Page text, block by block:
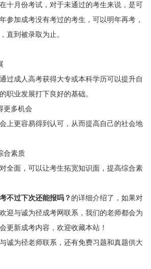
十月份考试，对于未通过的考生来说，是可
参加成考没有考过的考生，可以明年再考，
直到被录取为止。
过成人高考获得大专或本科学历可以提升自
职业发展打下良好的基础。
更多机会
上更容易得到认可，从而提高自己的社会地
合素质
全面，可以让考生拓宽知识面，提高综合素
不过下次还能报吗？ 的详细介绍了，如果对
迎与诚为径成考网联系，我们的老师都会为
更新成考内容，欢迎收藏本站！
诚为径老师联系，还有免费习题和真题供大